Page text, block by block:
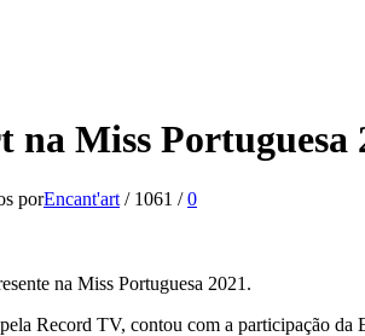
na Miss Portuguesa
porEncant'art / 1061 / 0
na Miss Portuguesa 2021.
Record TV, contou com a participação da